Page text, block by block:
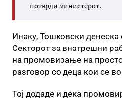
потврди министерот.
Инаку, Тошковски денеска
Секторот за внатрешни
на промовирање на
разговор со деца кои се
Тој додаде и дека